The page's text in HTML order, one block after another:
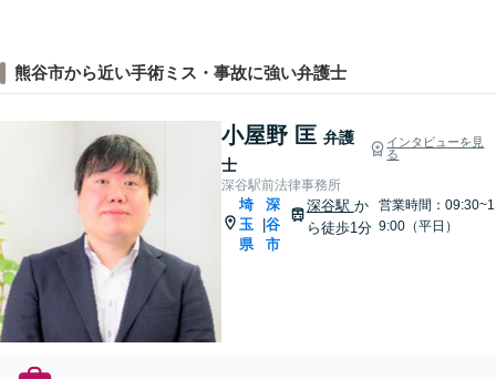
熊谷市から近い手術ミス・事故に強い弁護士
小屋野 匡 弁護
士
インタビューを見
る
深谷駅前法律事務所
埼
玉
県
深
谷
市
深谷駅 か
ら徒歩1分
営業時間：09:30~1
9:00（平日）